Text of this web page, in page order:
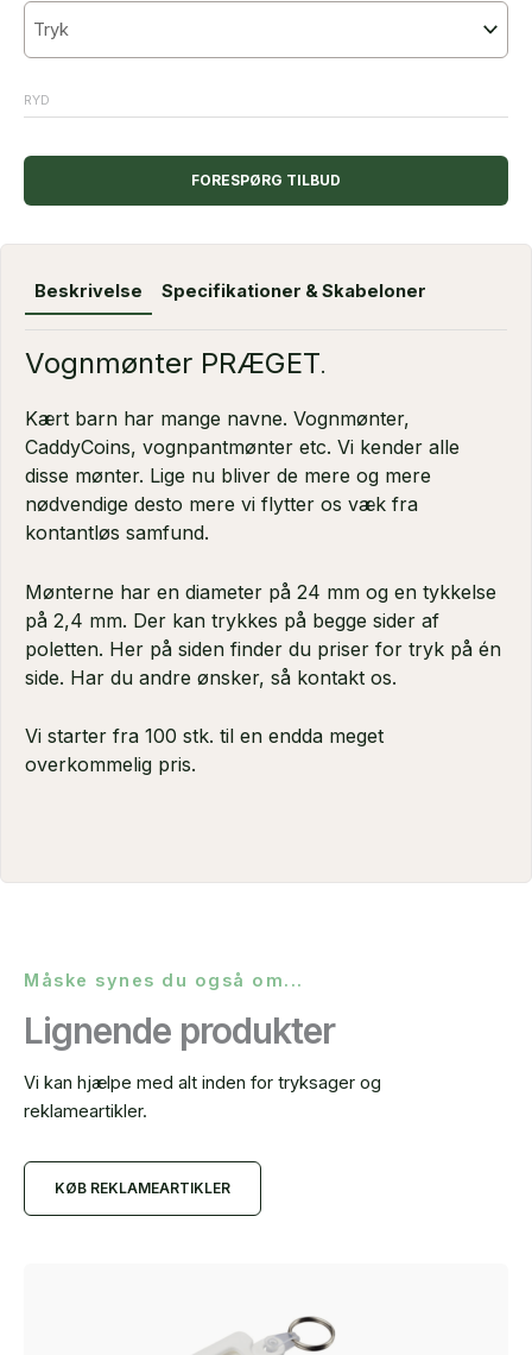
RYD
FORESPØRG TILBUD
Beskrivelse Specifikationer & Skabeloner
Vognmønter PRÆGET.
Kært barn har mange navne. Vognmønter,
CaddyCoins, vognpantmønter etc. Vi kender alle
disse mønter. Lige nu bliver de mere og mere
nødvendige desto mere vi flytter os væk fra
kontantløs samfund.
Mønterne har en diameter på 24 mm og en tykkelse
på 2,4 mm. Der kan trykkes på begge sider af
poletten. Her på siden finder du priser for tryk på én
side. Har du andre ønsker, så kontakt os.
Vi starter fra 100 stk. til en endda meget
overkommelig pris.
Måske synes du også om...
Lignende produkter
Vi kan hjælpe med alt inden for tryksager og
reklameartikler.
KØB REKLAMEARTIKLER